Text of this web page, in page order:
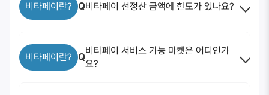
비타페이란? Q비타페이 선정산 금액에 한도가 있나요?
비타페이란? Q
비타페이 서비스 가능 마켓은 어디인가
요?